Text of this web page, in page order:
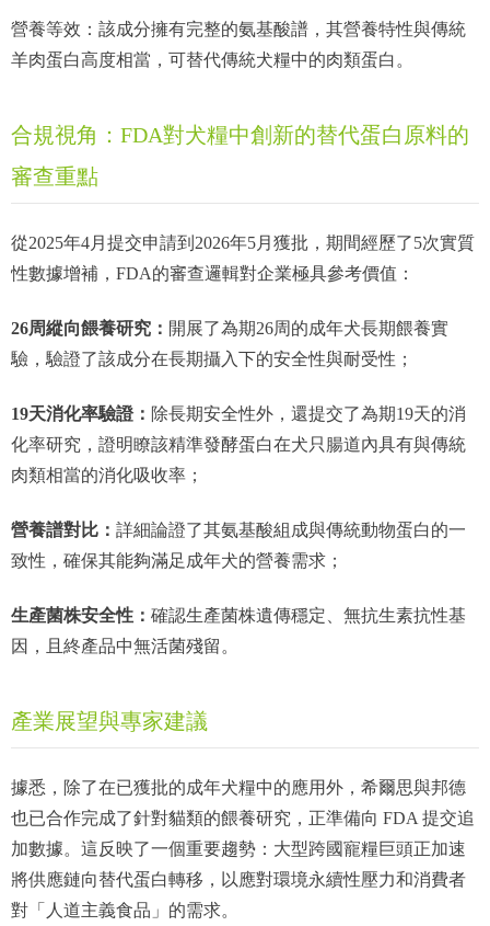
營養等效：該成分擁有完整的氨基酸譜，其營養特性與傳統
羊肉蛋白高度相當，可替代傳統犬糧中的肉類蛋白。
合規視角：FDA對犬糧中創新的替代蛋白原料的
審查重點
從2025年4月提交申請到2026年5月獲批，期間經歷了5次實質
性數據增補，FDA的審查邏輯對企業極具參考價值：
26周縱向餵養研究： 開展了為期26周的成年犬長期餵養實
驗，驗證了該成分在長期攝入下的安全性與耐受性；
19天消化率驗證： 除長期安全性外，還提交了為期19天的消
化率研究，證明瞭該精準發酵蛋白在犬只腸道內具有與傳統
肉類相當的消化吸收率；
營養譜對比： 詳細論證了其氨基酸組成與傳統動物蛋白的一
致性，確保其能夠滿足成年犬的營養需求；
生產菌株安全性： 確認生產菌株遺傳穩定、無抗生素抗性基
因，且終產品中無活菌殘留。
產業展望與專家建議
據悉，除了在已獲批的成年犬糧中的應用外，希爾思與邦德
也已合作完成了針對貓類的餵養研究，正準備向 FDA 提交追
加數據。這反映了一個重要趨勢：大型跨國寵糧巨頭正加速
將供應鏈向替代蛋白轉移，以應對環境永續性壓力和消費者
對「人道主義食品」的需求。